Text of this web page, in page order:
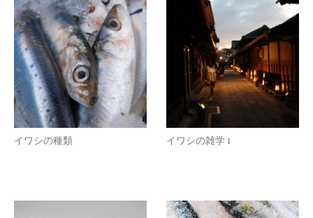
イワシの種類 イワシの雑学 1